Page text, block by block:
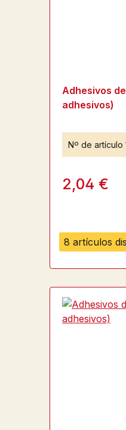
8 artículos
Adhesivos
adhesivos)
Nº de artículo
2,04 €